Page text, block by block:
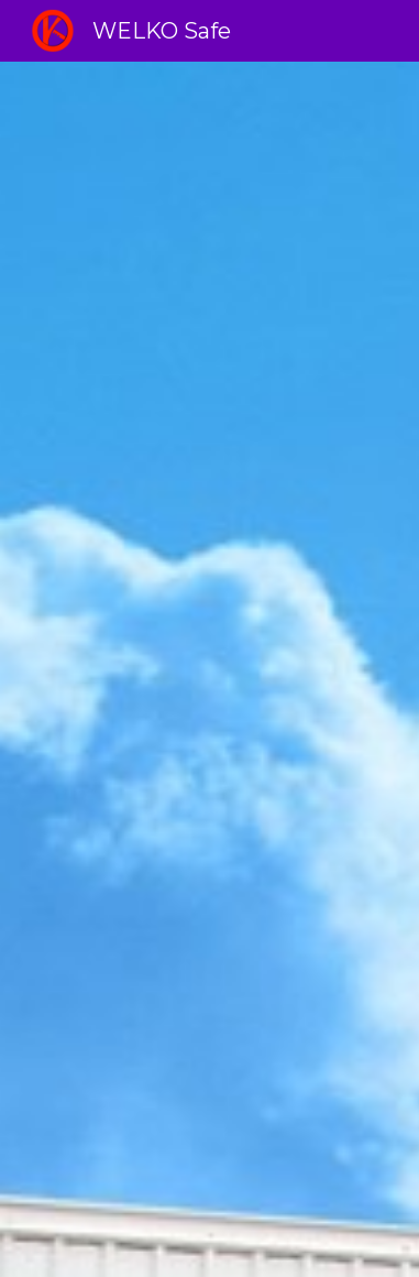
WELKO Safe